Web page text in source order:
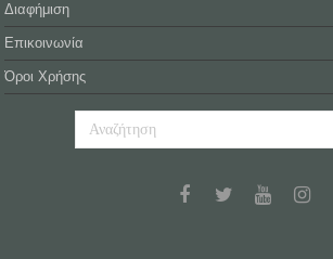
Διαφήμιση
Επικοινωνία
Όροι Χρήσης